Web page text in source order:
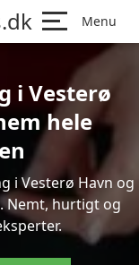
Menu
i Vesterø
hele
i Vesterø Havn og
Nemt, hurtigt og